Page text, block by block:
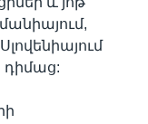
դիմաց: